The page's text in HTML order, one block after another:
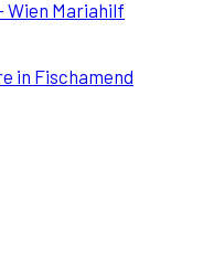
Wien Mariahilf
in Fischamend